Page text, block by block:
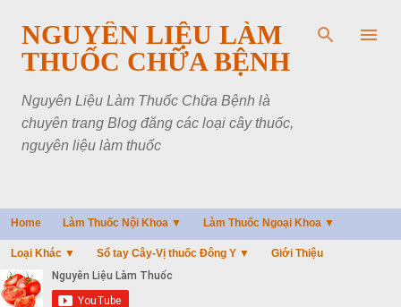
Chuyển đến nội dung chính
NGUYÊN LIỆU LÀM
THUỐC CHỮA BỆNH
Nguyên Liệu Làm Thuốc Chữa Bệnh là
chuyên trang Blog đăng các loại cây thuốc,
nguyên liệu làm thuốc
Home Làm Thuốc Nội Khoa ▼ Làm Thuốc Ngoại Khoa ▼
Loại Khác ▼ Sổ tay Cây-Vị thuốc Đông Y ▼ Giới Thiệu